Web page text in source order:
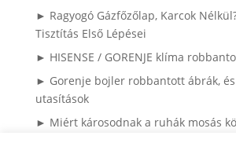
► Ragyogó Gázfőzőlap, Karcok
Tisztítás Első Lépései
► HISENSE / GORENJE klíma
► Gorenje bojler robbantott ábrák,
utasítások
► Miért károsodnak a ruhák mosás